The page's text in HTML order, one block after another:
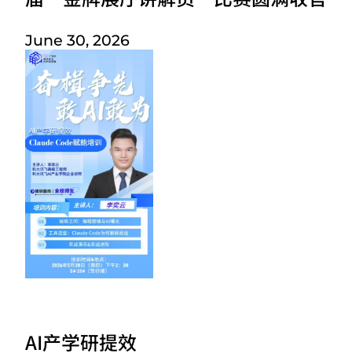
June 30, 2026
AI产学研提效